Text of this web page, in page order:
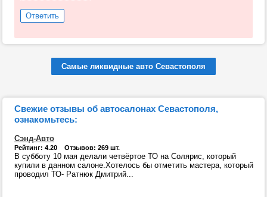
Ответить
Самые ликвидные авто Севастополя
Свежие отзывы об автосалонах Севастополя,
ознакомьтесь:
Сэнд-Авто
Рейтинг: 4.20 Отзывов: 269 шт.
В субботу 10 мая делали четвёртое ТО на Солярис, который
купили в данном салоне.Хотелось бы отметить мастера, который
проводил ТО- Ратнюк Дмитрий...